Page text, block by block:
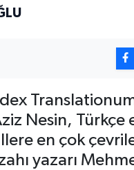
Nesin, Türkçe
en çok
yazarı